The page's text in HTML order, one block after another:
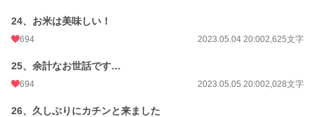
24、お米は美味しい！
694 2023.05.04 20:002,625文字
25、余計なお世話です…
694 2023.05.05 20:002,028文字
26、久しぶりにカチンと来ました